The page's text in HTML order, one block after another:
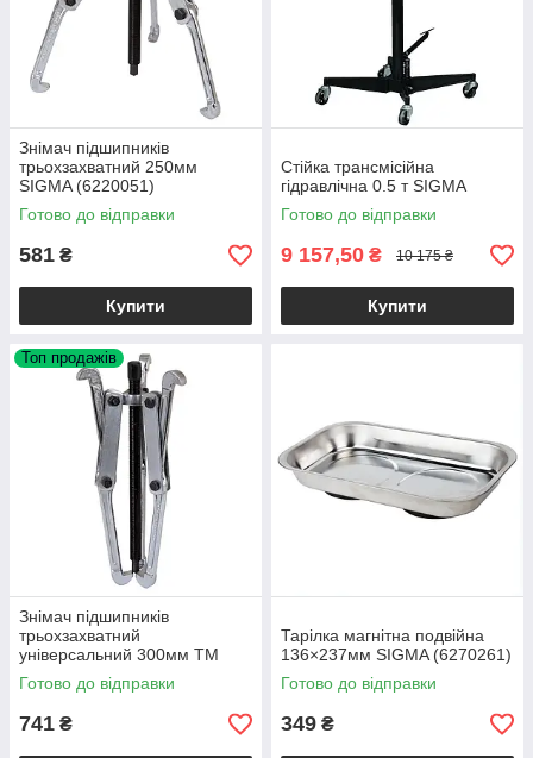
Знімач підшипників
трьохзахватний 250мм
SIGMA (6220051)
Готово до відправки
581 ₴
Купити
Стійка трансмісійна
гідравлічна 0.5 т SIGMA
Готово до відправки
9 157,50 ₴ 10 175 ₴
Купити
Топ продажів
Знімач підшипників
трьохзахватний
універсальний 300мм ТМ
SIGMA
Готово до відправки
741 ₴
Тарілка магнітна подвійна
136×237мм SIGMA (6270261)
Готово до відправки
349 ₴